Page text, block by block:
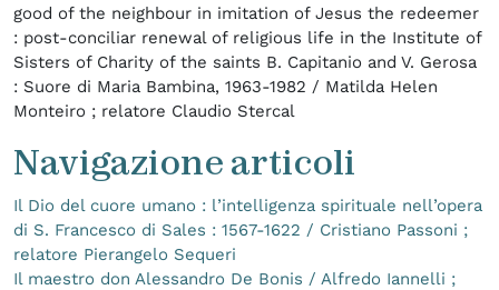
good of the neighbour in imitation of Jesus the redeemer
: post-conciliar renewal of religious life in the Institute of
Sisters of Charity of the saints B. Capitanio and V. Gerosa
: Suore di Maria Bambina, 1963-1982 / Matilda Helen
Monteiro ; relatore Claudio Stercal
Navigazione articoli
Il Dio del cuore umano : l’intelligenza spirituale nell’opera
di S. Francesco di Sales : 1567-1622 / Cristiano Passoni ;
relatore Pierangelo Sequeri
Il maestro don Alessandro De Bonis / Alfredo Iannelli ;